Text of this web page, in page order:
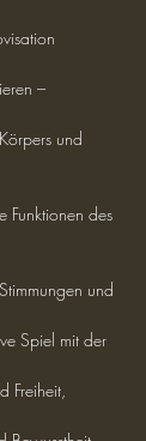
–
und
Funktionen des
und
Spiel mit der
Freiheit,